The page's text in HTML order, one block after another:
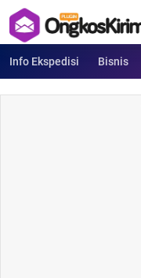
Info Ekspedisi Bisnis